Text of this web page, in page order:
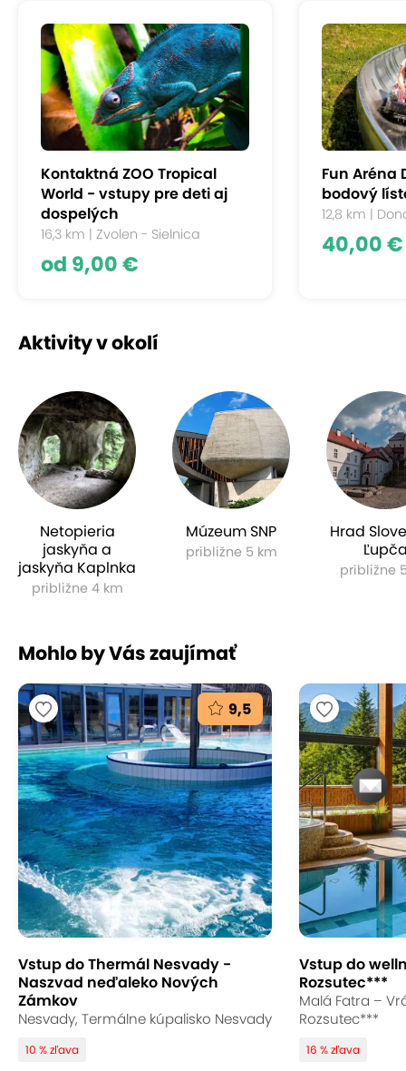
Kontaktná ZOO Tropical
World - vstupy pre deti aj
dospelých
16,3 km | Zvolen - Sielnica
od 9,00 €
Fun Aréna
bodový
12,8 km |
40,00 €
Aktivity v okolí
Netopieria
jaskyňa a
jaskyňa Kaplnka
približne 4 km
Múzeum SNP
približne 5 km
Hrad
približne
Mohlo by Vás zaujímať
9,5
Vstup do Thermál Nesvady -
Naszvad neďaleko Nových
Zámkov
Nesvady, Termálne kúpalisko Nesvady
10 % zľava
Vstup do
Rozsutec***
Malá Fatra –
Rozsutec***
16 % zľava